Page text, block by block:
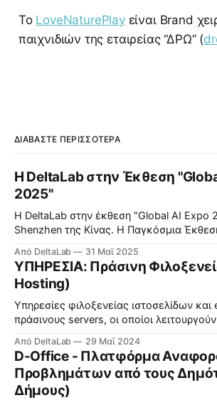
Το LoveNaturePlayείναι Brand
παιχνιδιών της εταιρείας “ΔΡΩ” (
ΔΙΑΒΆΣΤΕ ΠΕΡΙΣΣΌΤΕΡΑ
Η DeltaLab στην Έκθεση
2025"
Η DeltaLab στην έκθεση "Global AI Expo
Shenzhen της Κίνας. Η Παγκόσμια Έκθεση Συσκευών
εμπορική έκθεση της Κίνας αφιερωμένη
έξυπνες συσκευές τεχνητής
επίσημα στο Συνεδριακό και Εκθεσιακό
στην περιοχή Futian στις 22
Από DeltaLab 31 Μαϊ 2025
ΥΠΗΡΕΣΙΑ: Πράσινη
Hosting)
Υπηρεσίες φιλοξενείας ιστοσελίδων
πράσινους servers, οι οποίοι
βελτιστοποιημένοι για καλύτερη
Δείτε περισσότερα εδώ.
Από DeltaLab 29 Μαϊ 2024
D-Office - Πλατφόρμα
Προβλημάτων από τους
Δήμους)